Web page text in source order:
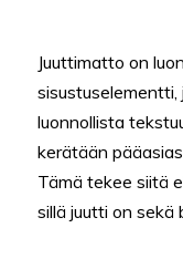
Juuttimatto on
sisustuselementti,
luonnollista
kerätään
Tämä tekee siitä
sillä juutti on sekä